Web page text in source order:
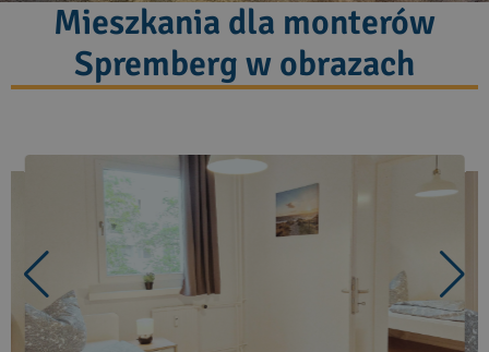
Mieszkania dla monterów
Spremberg w obrazach